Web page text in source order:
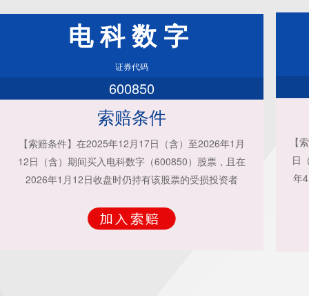
电科数字
证券代码
600850
索赔条件
【索赔条件】在2025年12月17日（含）至2026年1月
12日（含）期间买入电科数字（600850）股票，且在
2026年1月12日收盘时仍持有该股票的受损投资者
【
日
年